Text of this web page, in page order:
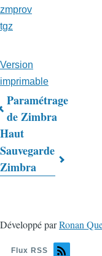
zmprov
tgz
Version
imprimable
Liens
transversaux
de
livre
Trucs
Paramétrage
de Zimbra
Haut
Sauvegarde
Zimbra
Développé parRonan
Flux RSS